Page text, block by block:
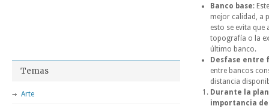
Banco base:
mejor calidad, a
esto se evita que
topografía o la
último banco.
Desfase entre
entre bancos
distancia
Durante la
importancia de
Temas
Arte